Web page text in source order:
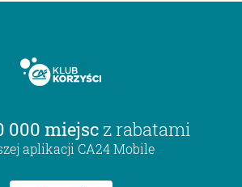
000 miejsc z rabatami
aplikacji CA24 Mobile